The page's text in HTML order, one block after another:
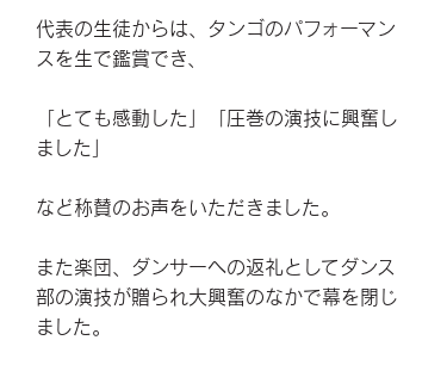
代表の生徒からは、タンゴのパフォーマン
スを生で鑑賞でき、
「とても感動した」「圧巻の演技に興奮し
ました」
など称賛のお声をいただきました。
また楽団、ダンサーへの返礼としてダンス
部の演技が贈られ大興奮のなかで幕を閉じ
ました。